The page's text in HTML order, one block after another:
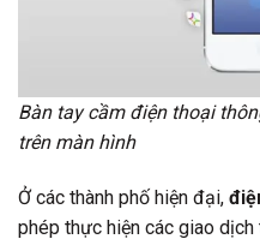
Bàn tay cầm điện thoại
trên màn hình
Ở các thành phố hiện đại,
phép thực hiện các giao